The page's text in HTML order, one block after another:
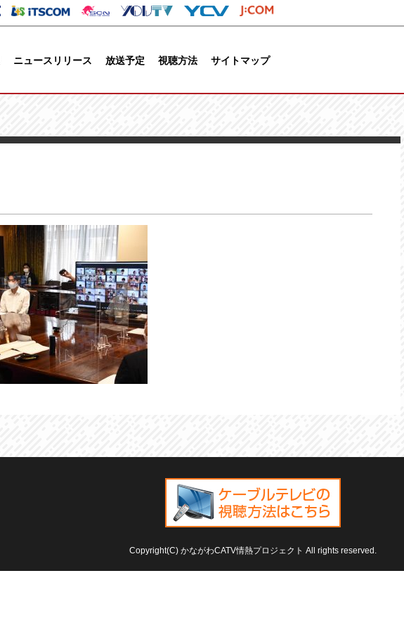
ニュースリリース 放送予定 視聴方法 サイトマップ
Copyright(C) かながわCATV情熱プロジェクト All rights reserved.